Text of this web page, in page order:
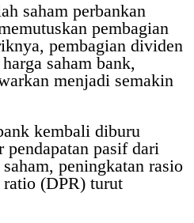
saham perbankan
pembagian
pembagian dividen
saham bank,
menjadi semakin
kembali diburu
pendapatan pasif dari
peningkatan rasio
(DPR) turut